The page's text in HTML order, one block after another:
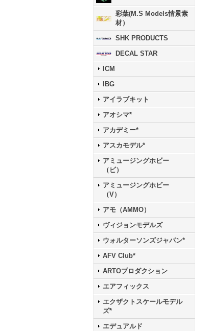
彩葉(M.S Models情景素
材）
SHK PRODUCTS
DECAL STAR
ICM
IBG
アイラブキット
アオシマ*
アカデミー*
アスカモデル*
アミュージングホビー
（ビ）
アミュージングホビー
（V）
アモ（AMMO）
ヴィジョンモデルズ
ウォルターソンズジャパン*
AFV Club*
ARTOプロダクション
エアフィックス
エクザクトスケールモデル
ズ*
エデュアルド